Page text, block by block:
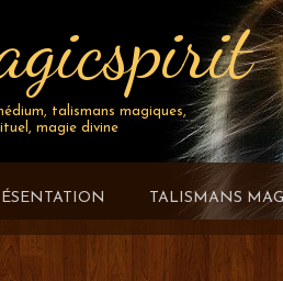
talismans magiques,
magie divine
TALISMANS